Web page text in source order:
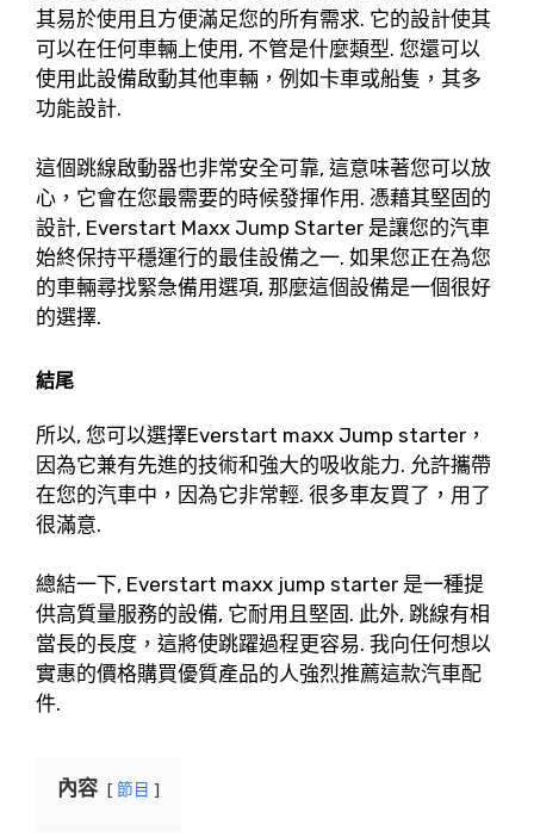
其易於使用且方便滿足您的所有需求. 它的設計使其
可以在任何車輛上使用, 不管是什麼類型. 您還可以
使用此設備啟動其他車輛，例如卡車或船隻，其多
功能設計.
這個跳線啟動器也非常安全可靠, 這意味著您可以放
心，它會在您最需要的時候發揮作用. 憑藉其堅固的
設計, Everstart Maxx Jump Starter 是讓您的汽車
始終保持平穩運行的最佳設備之一. 如果您正在為您
的車輛尋找緊急備用選項, 那麼這個設備是一個很好
的選擇.
結尾
所以, 您可以選擇Everstart maxx Jump starter，
因為它兼有先進的技術和強大的吸收能力. 允許攜帶
在您的汽車中，因為它非常輕. 很多車友買了，用了
很滿意.
總結一下, Everstart maxx jump starter 是一種提
供高質量服務的設備, 它耐用且堅固. 此外, 跳線有相
當長的長度，這將使跳躍過程更容易. 我向任何想以
實惠的價格購買優質產品的人強烈推薦這款汽車配
件.
內容 節目